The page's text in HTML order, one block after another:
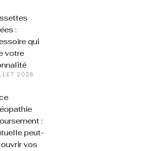
:
qui
votre
2026
:
peut-
vos